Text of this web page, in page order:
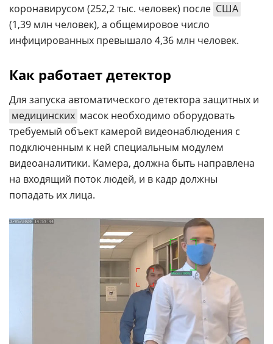
коронавирусом (252,2 тыс. человек) после США
(1,39 млн человек), а общемировое число
инфицированных превышало 4,36 млн человек.
Как работает детектор
Для запуска автоматического детектора защитных и
медицинских масок необходимо оборудовать
требуемый объект камерой видеонаблюдения с
подключенным к ней специальным модулем
видеоаналитики. Камера, должна быть направлена
на входящий поток людей, и в кадр должны
попадать их лица.